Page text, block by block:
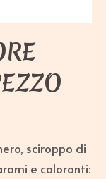
sciroppo di
e coloranti: